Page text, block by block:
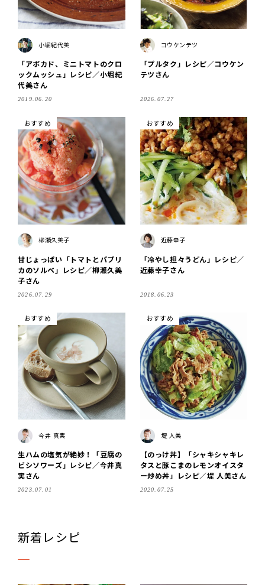
小堀紀代美
「アボカド、ミニトマトのクロ
ックムッシュ」レシピ／小堀紀
代美さん
2019.06.20
コウケンテツ
「プルタク」レシピ／コウケン
テツさん
2026.07.27
おすすめ
柳瀬久美子
甘じょっぱい「トマトとパプリ
カのソルベ」レシピ／柳瀬久美
子さん
2026.07.29
おすすめ
近藤幸子
「冷やし担々うどん」レシピ／
近藤幸子さん
2018.06.23
おすすめ
今井 真実
生ハムの塩気が絶妙！「豆腐の
ビシソワーズ」レシピ／今井真
実さん
2023.07.01
おすすめ
堤 人美
【のっけ丼】「シャキシャキレ
タスと豚こまのレモンオイスタ
ー炒め丼」レシピ／堤 人美さん
2020.07.25
新着レシピ